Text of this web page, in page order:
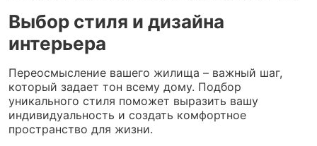
Выбор стиля и дизайна
интерьера
Переосмысление вашего жилища – важный шаг,
который задает тон всему дому. Подбор
уникального стиля поможет выразить вашу
индивидуальность и создать комфортное
пространство для жизни.